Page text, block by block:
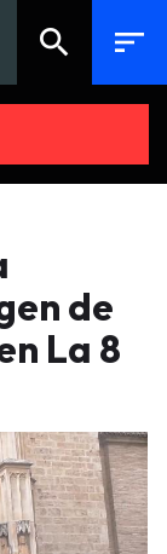
search sort
de
La 8